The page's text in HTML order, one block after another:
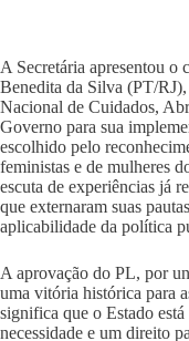
A Secretária apresentou o
Benedita da Silva (PT/
Nacional de Cuidados,
Governo para sua
escolhido pelo
feministas e de mulheres
escuta de experiências já
que externaram suas
aplicabilidade da política
A aprovação do PL, por
uma vitória histórica para
significa que o Estado
necessidade e um direito